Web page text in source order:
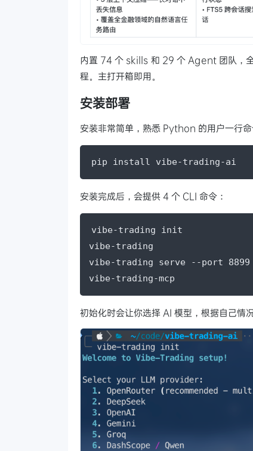
内置 74 个 skills 和 29 个 Agent 团队，
程。主打开箱即用。
安装部署
安装非常简单，熟悉 Python 的用户一行命
pip install vibe-trading-ai
安装完成后，会提供 4 个 CLI 命令：
vibe-trading init              #
vibe-trading                   #
vibe-trading serve --port 8899
vibe-trading-mcp               #
初始化时会让你选择 AI 模型，根据自己情